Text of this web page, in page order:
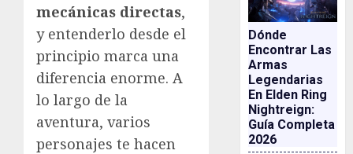
mecánicas directas,
y entenderlo desde el
principio marca una
diferencia enorme. A
lo largo de la
aventura, varios
personajes te hacen
Dónde
Encontrar Las
Armas
Legendarias
En Elden Ring
Nightreign:
Guía Completa
2026